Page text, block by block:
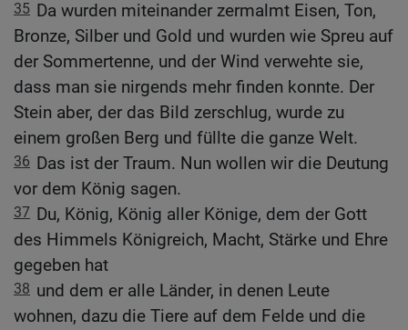
35 Da wurden miteinander zermalmt Eisen, Ton,
Bronze, Silber und Gold und wurden wie Spreu auf
der Sommertenne, und der Wind verwehte sie,
dass man sie nirgends mehr finden konnte. Der
Stein aber, der das Bild zerschlug, wurde zu
einem großen Berg und füllte die ganze Welt.
36 Das ist der Traum. Nun wollen wir die Deutung
vor dem König sagen.
37 Du, König, König aller Könige, dem der Gott
des Himmels Königreich, Macht, Stärke und Ehre
gegeben hat
38 und dem er alle Länder, in denen Leute
wohnen, dazu die Tiere auf dem Felde und die